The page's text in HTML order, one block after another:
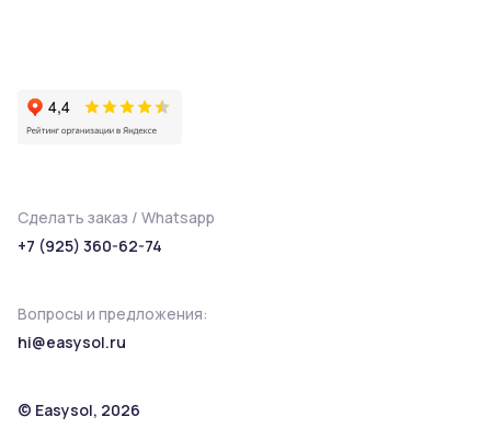
Сделать заказ / Whatsapp
+7 (925) 360-62-74
Вопросы и предложения:
hi@easysol.ru
© Easysol, 2026